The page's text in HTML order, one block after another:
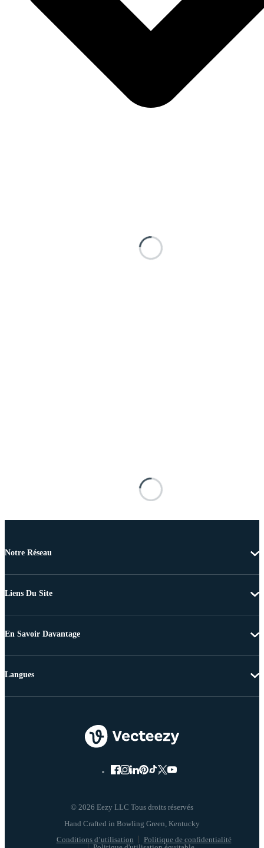
Notre Réseau
Liens Du Site
En Savoir Davantage
© 2026 Eezy LLC Tous droits réservés
Conditions d’utilisation
Politique de confidentialité
Langues